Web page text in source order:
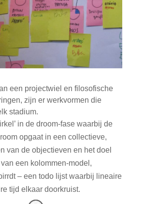
een projectwiel en filosofische
zijn er werkvormen die
stadium.
in de droom-fase waarbij de
opgaat in een collectieve,
van de objectieven en het doel
een kolommen-model,
– een todo lijst waarbij lineaire
tijd elkaar doorkruist.